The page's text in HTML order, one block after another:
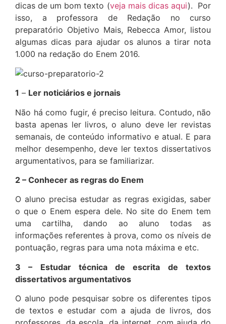
dicas de um bom texto (veja mais dicas aqui). Por
isso, a professora de Redação no curso
preparatório Objetivo Mais, Rebecca Amor, listou
algumas dicas para ajudar os alunos a tirar nota
1.000 na redação do Enem 2016.
1 – Ler noticiários e jornais
Não há como fugir, é preciso leitura. Contudo, não
basta apenas ler livros, o aluno deve ler revistas
semanais, de conteúdo informativo e atual. E para
melhor desempenho, deve ler textos dissertativos
argumentativos, para se familiarizar.
2 – Conhecer as regras do Enem
O aluno precisa estudar as regras exigidas, saber
o que o Enem espera dele. No site do Enem tem
uma cartilha, dando ao aluno todas as
informações referentes à prova, como os níveis de
pontuação, regras para uma nota máxima e etc.
3 – Estudar técnica de escrita de textos
dissertativos argumentativos
O aluno pode pesquisar sobre os diferentes tipos
de textos e estudar com a ajuda de livros, dos